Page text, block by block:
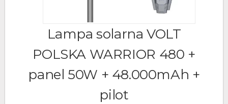
Lampa solarna VOLT
POLSKA WARRIOR 480 +
panel 50W + 48.000mAh +
pilot